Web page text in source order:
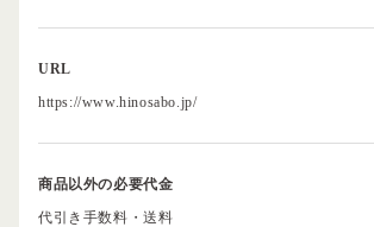
URL
https://www.hinosabo.jp/
商品以外の必要代金
代引き手数料・送料